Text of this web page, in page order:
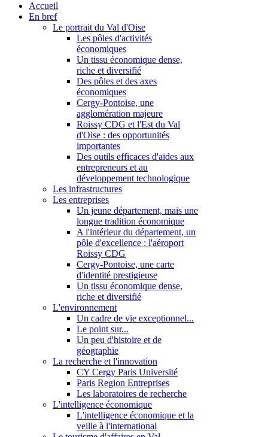
Accueil
En bref
Le portrait du Val d'Oise
Les pôles d'activités
économiques
Un tissu économique dense,
riche et diversifié
Des pôles et des axes
économiques
Cergy-Pontoise, une
agglomération majeure
Roissy CDG et l'Est du Val
d'Oise : des opportunités
importantes
Des outils efficaces d'aides aux
entrepreneurs et au
développement technologique
Les infrastructures
Les entreprises
Un jeune département, mais une
longue tradition économique
A l'intérieur du département, un
pôle d'excellence : l'aéroport
Roissy CDG
Cergy-Pontoise, une carte
d'identité prestigieuse
Un tissu économique dense,
riche et diversifié
L'environnement
Un cadre de vie exceptionnel...
Le point sur...
Un peu d'histoire et de
géographie
La recherche et l'innovation
CY Cergy Paris Université
Paris Region Entreprises
Les laboratoires de recherche
L'intelligence économique
L'intelligence économique et la
veille à l'international